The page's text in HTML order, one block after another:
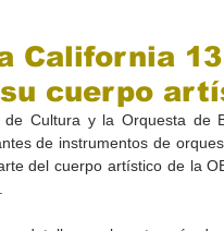
California 13
cuerpo
Cultura y la Orquesta de
de instrumentos de
del cuerpo artístico de la
del amor
la Cultura
micrófono
"Me llamo
realista y
puesta en